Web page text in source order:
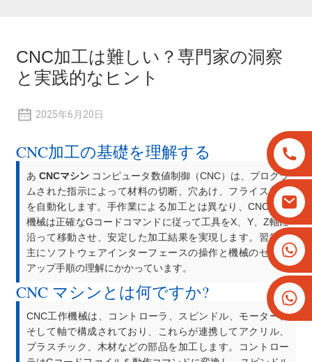
+8613825779334
+16266628193
CNC加工は難しい？専門家の洞察
と実践的なヒント
2025年6月20日
CNC加工の基礎を理解する
あCNCマシン コンピュータ数値制御（CNC）は、プログラ
ムされた指示によって材料の切断、穴あけ、フライス加工
を自動化します。手作業による加工とは異なり、CNC工作
機械は正確なGコードコマンドに従って工具をX、Y、Z軸に
沿って移動させ、安定した加工結果を実現します。習得は
主にソフトウェアインターフェースの操作と機械のセット
アップ手順の理解にかかっています。
CNC マシンとは何ですか?
CNC工作機械は、コントローラ、スピンドル、モーター、
そして軸で構成されており、これらが連携してアクリル、
プラスチック、木材などの部品を加工します。コントロー